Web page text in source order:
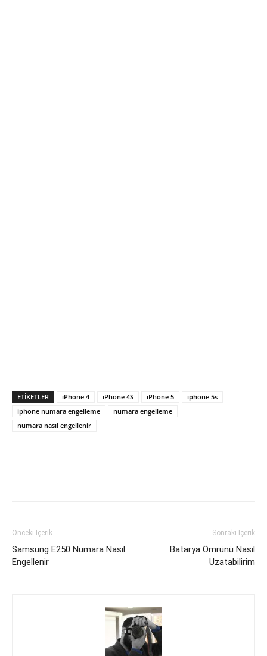
ETIKETLER iPhone 4 iPhone 4S iPhone 5
iphone 5s
iphone numara engelleme
numara engelleme
numara nasıl engellenir
Önceki İçerik
Samsung E250 Numara Nasıl
Engellenir
Sonraki İçerik
Batarya Ömrünü Nasıl
Uzatabilirim